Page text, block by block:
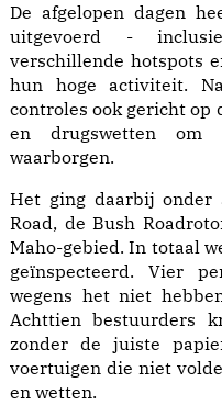
De afgelopen dagen
uitgevoerd -
verschillende hotspots
hun hoge activiteit.
controles ook gericht op
en drugswetten om
waarborgen.
Het ging daarbij onder
Road, de Bush
Maho-gebied. In totaal
geïnspecteerd. Vier
wegens het niet
Achttien bestuurders
zonder de juiste
voertuigen die niet
en wetten.